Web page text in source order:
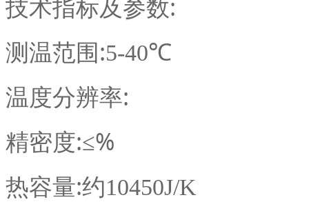
测温范围:5-40℃
温度分辨率:
精密度:≤%
热容量:约10450J/K